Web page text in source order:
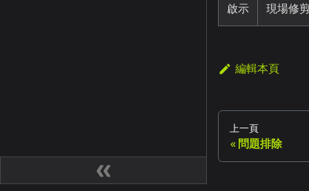
啟示 現場修
編輯本頁
上一頁
問題排除